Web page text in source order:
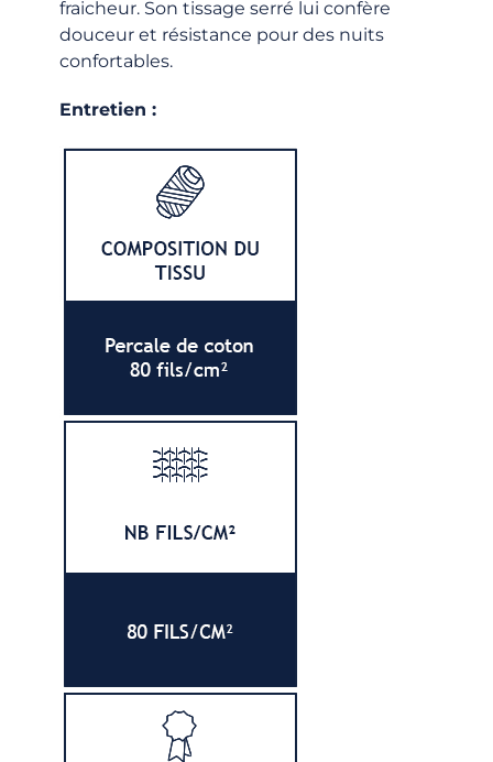
fraicheur. Son tissage serré lui confère
douceur et résistance pour des nuits
confortables.
Entretien :